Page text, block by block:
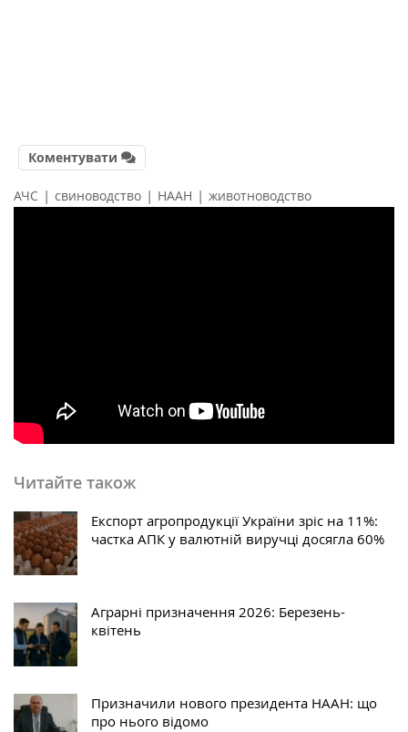
Коментувати
АЧС | свиноводство | НААН | животноводство
Читайте також
Експорт агропродукції України зріс на 11%:
частка АПК у валютній виручці досягла 60%
Аграрні призначення 2026: Березень-
квітень
Призначили нового президента НААН: що
про нього відомо